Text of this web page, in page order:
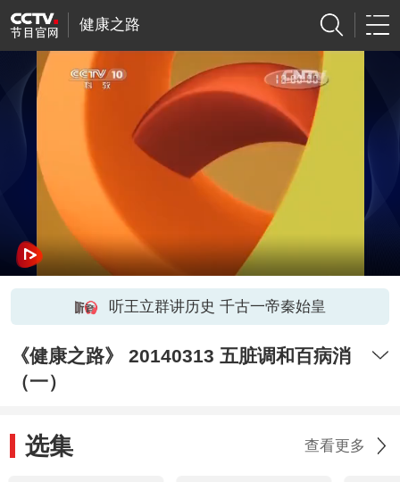
健康之路
听王立群讲历史 千古一帝秦始皇
《健康之路》 20140313 五脏调和百病消
（一）
选集 查看更多